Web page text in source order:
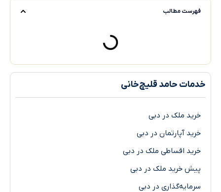
مطالب
حامد قلیچ‌خانی
ملک در دبی
آپارتمان در دبی
اقساطی ملک در دبی
خرید ملک در دبی
در دبی